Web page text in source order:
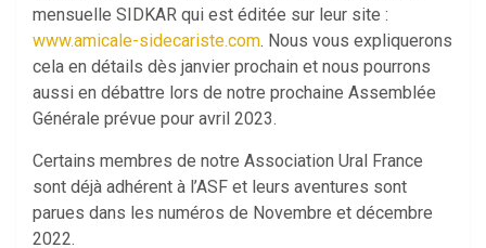
mensuelle SIDKAR qui est éditée sur leur site :
www.amicale-sidecariste.com. Nous vous expliquerons
cela en détails dès janvier prochain et nous pourrons
aussi en débattre lors de notre prochaine Assemblée
Générale prévue pour avril 2023.
Certains membres de notre Association Ural France
sont déjà adhérent à l’ASF et leurs aventures sont
parues dans les numéros de Novembre et décembre
2022.